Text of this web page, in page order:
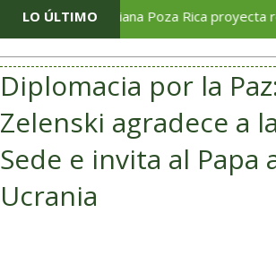
LO ÚLTIMO
Soriana Poza Rica proyecta reabrir
Diplomacia por la Paz:
Zelenski agradece a
Sede e invita al Papa
Ucrania